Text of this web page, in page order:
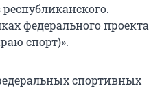
федерального проекта
спорт)».
спортивных